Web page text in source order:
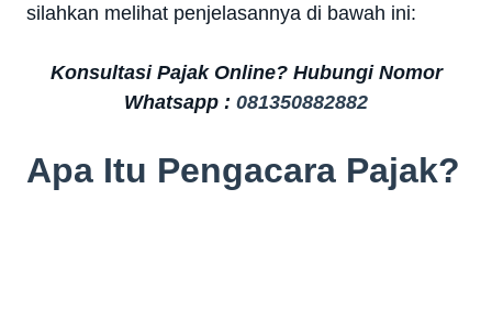
silahkan melihat penjelasannya di bawah ini:
Konsultasi Pajak Online? Hubungi Nomor
Whatsapp : 081350882882
Apa Itu Pengacara Pajak?